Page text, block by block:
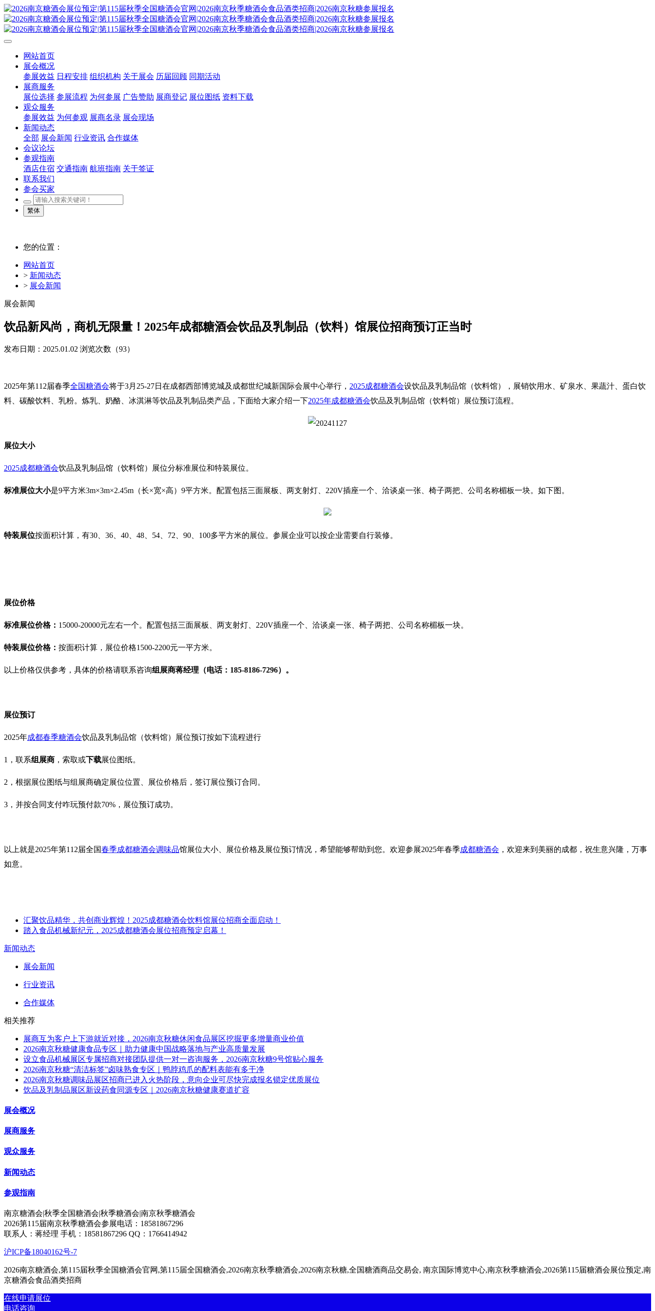
网站首页
展会概况
参展效益 日程安排 组织机构 关于展会 历届回顾 同期活动
展商服务
展位选择 参展流程 为何参展 广告赞助 展商登记 展位图纸 资料下载
观众服务
参展效益 为何参观 展商名录 展会现场
新闻动态
全部 展会新闻 行业资讯 合作媒体
会议论坛
参观指南
酒店住宿 交通指南 航班指南 关于签证
联系我们
参会买家
繁体
您的位置：
网站首页
> 新闻动态
> 展会新闻
展会新闻
饮品新风尚，商机无限量！2025年成都糖酒会饮品及乳制品（饮料）馆展位招商预订正当时
发布日期：2025.01.02 浏览次数（93）
2025年第112届春季全国糖酒会将于3月25-27日在成都西部博览城及成都世纪城新国际会展中心举行， 2025成都糖酒会设饮品及乳制品馆（饮料馆），展销饮用水、矿泉水、果蔬汁、蛋白饮
料、碳酸饮料、乳粉。炼乳、奶酪、冰淇淋等饮品及乳制品类产品，下面给大家介绍一下2025年成都糖酒会饮品及乳制品馆（饮料馆） 展位预订流程。
展位大小
2025成都糖酒会饮品及乳制品馆（饮料馆） 展位分标准展位和特装展位。
标准展位大小是9平方米3m×3m×2.45m（长×宽×高）9平方米。配置包括三面展板、两支射灯、220V插座一个、洽谈桌一张、椅子两把、公司名称楣板一块。如下图。
特装展位按面积计算，有30、36、40、48、54 72 、90 、100多平方米的展位。 参展企业可以按企业需要自行装修。
展位价格
标准展位价格： 15000-20000元左右一个。配置包括三面展板、两支射灯、220V插座一个、洽谈桌一张、椅子两把、公司名称楣板一块。
特装展位价格： 按面积计算 ，展位价格1500-2200元一平方米。
以上价格仅供参考，具体的价格请联系咨询组展商蒋经理 （电话： 185-8186-7296）。
展位预订
2025年成都春季糖酒会饮品及乳制品馆（饮料馆） 展位预订按如下流程进行
1，联系组展商 ‍，索取或下载展位图纸。
2，根据展位图纸与组展商确定展位位置、展位价格后，签订展位预订合同。
3， 并按合同支付咋玩预付款70%，展位预订成功。
以上就是2025年第112届全国春季成都糖酒会调味品馆展位大小、展位价格及展位预订情况，希望能够帮助到您。欢迎参展2025年春季成都糖酒会 ，欢迎来到美丽的成都，祝生意兴隆，万事
如意。
汇聚饮品精华，共创商业辉煌！2025成都糖酒会饮料馆展位招商全面启动！
踏入食品机械新纪元，2025成都糖酒会展位招商预定启幕！
新闻动态
展会新闻
行业资讯
合作媒体
相关推荐
展商互为客户上下游就近对接，2026南京秋糖休闲食品展区挖掘更多增量商业价值
2026南京秋糖健康食品专区｜助力健康中国战略落地与产业高质量发展
设立食品机械展区专属招商对接团队提供一对一咨询服务，2026南京秋糖9号馆贴心服务
2026南京秋糖“清洁标签”卤味熟食专区｜鸭脖鸡爪的配料表能有多干净
2026南京秋糖调味品展区招商已进入火热阶段，意向企业可尽快完成报名锁定优质展位
饮品及乳制品展区新设药食同源专区｜2026南京秋糖健康赛道扩容
展会概况
展商服务
观众服务
新闻动态
参观指南
南京糖酒会|秋季全国糖酒会|秋季糖酒会|南京秋季糖酒会
2026第115届南京秋季糖酒会参展电话：18581867296
联系人：蒋经理 手机：18581867296 QQ：1766414942
沪ICP备18040162号-7
2026南京糖酒会,第115届秋季全国糖酒会官网,第115届全国糖酒会,2026南京秋季糖酒会,2026南京秋糖,全国糖酒商品交易会, 南京国际博览中心,南京秋季糖酒会,2026第115届糖酒会展位预定,南
京糖酒会食品酒类招商
在线申请展位
电话咨询